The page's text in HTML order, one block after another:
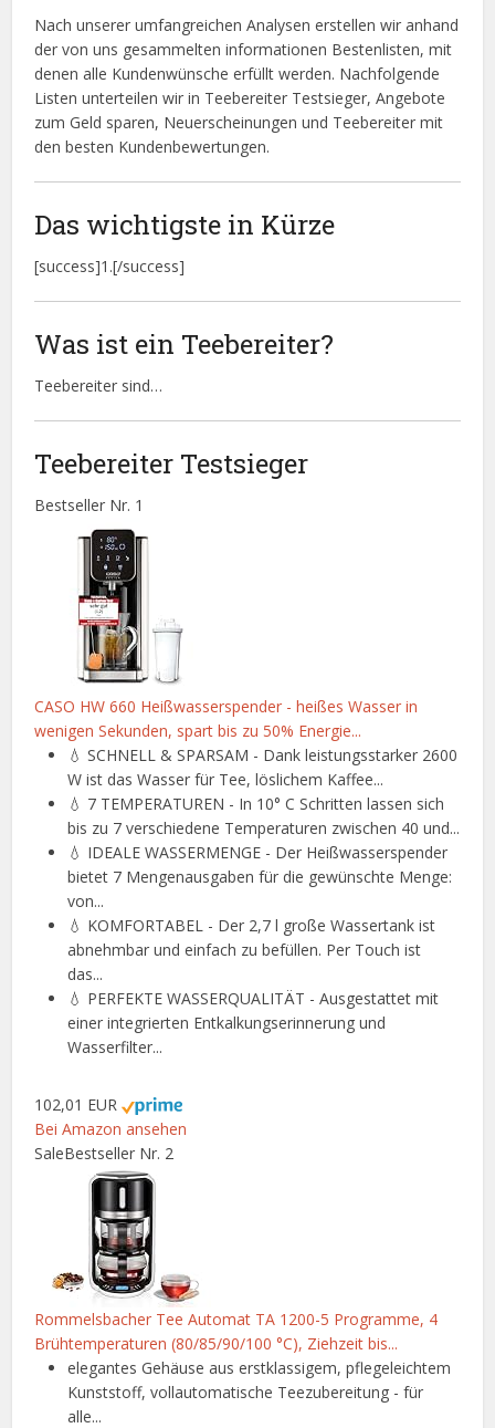
Nach unserer umfangreichen Analysen erstellen wir anhand
der von uns gesammelten informationen Bestenlisten, mit
denen alle Kundenwünsche erfüllt werden. Nachfolgende
Listen unterteilen wir in Teebereiter Testsieger, Angebote
zum Geld sparen, Neuerscheinungen und Teebereiter mit
den besten Kundenbewertungen.
Das wichtigste in Kürze
[success]1.[/success]
Was ist ein Teebereiter?
Teebereiter sind…
Teebereiter Testsieger
Bestseller Nr. 1
CASO HW 660 Heißwasserspender - heißes Wasser in
wenigen Sekunden, spart bis zu 50% Energie...
💧 SCHNELL & SPARSAM - Dank leistungsstarker 2600
W ist das Wasser für Tee, löslichem Kaffee...
💧 7 TEMPERATUREN - In 10° C Schritten lassen sich
bis zu 7 verschiedene Temperaturen zwischen 40 und...
💧 IDEALE WASSERMENGE - Der Heißwasserspender
bietet 7 Mengenausgaben für die gewünschte Menge:
von...
💧 KOMFORTABEL - Der 2,7 l große Wassertank ist
abnehmbar und einfach zu befüllen. Per Touch ist
das...
💧 PERFEKTE WASSERQUALITÄT - Ausgestattet mit
einer integrierten Entkalkungserinnerung und
Wasserfilter...
102,01 EUR
Bei Amazon ansehen
SaleBestseller Nr. 2
Rommelsbacher Tee Automat TA 1200-5 Programme, 4
Brühtemperaturen (80/85/90/100 °C), Ziehzeit bis...
elegantes Gehäuse aus erstklassigem, pflegeleichtem
Kunststoff, vollautomatische Teezubereitung - für
alle...